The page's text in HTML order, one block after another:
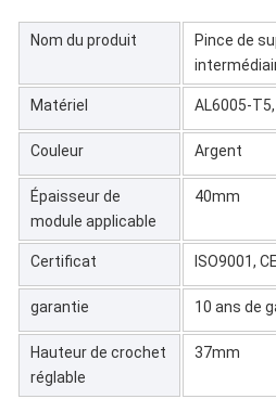
Nom du produit
Pince de
Matériel AL6005-
Couleur Argent
Épaisseur de
module applicable
40mm
Certificat ISO9001,
garantie 10 ans de
Hauteur de crochet
réglable
37mm